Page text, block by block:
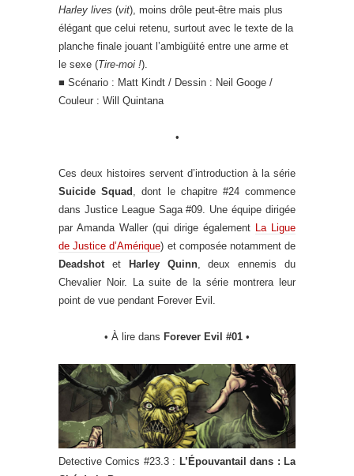
Harley lives (vit), moins drôle peut-être mais plus
élégant que celui retenu, surtout avec le texte de la
planche finale jouant l’ambigüité entre une arme et
le sexe (Tire-moi !).
■ Scénario : Matt Kindt / Dessin : Neil Googe /
Couleur : Will Quintana
•
Ces deux histoires servent d’introduction à la série
Suicide Squad , dont le chapitre #24 commence
dans Justice League Saga #09. Une équipe dirigée
par Amanda Waller (qui dirige également La Ligue
de Justice d’Amérique) et composée notamment de
Deadshotet Harley Quinn, deux ennemis du
Chevalier Noir. La suite de la série montrera leur
point de vue pendant Forever Evil.
• À lire dans Forever Evil #01 •
Detective Comics #23.3 : L’Épouvantail dans : La